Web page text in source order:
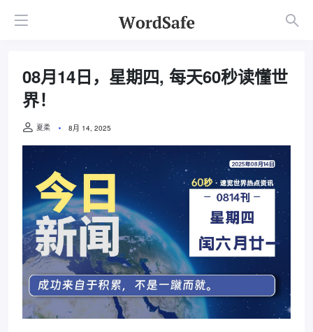
08月14日，星期四, 每天60秒读懂世
界！
夏柔 8月 14, 2025